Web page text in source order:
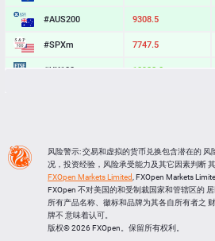
#AUS200 9308.5
#SPXm 7747.5
#UK100 10928.0
LTCUSD 45.587
XRPUSD 1.02775
ETHUSD 1917.264
风险警示: 交易和虚拟的货币兑换包含潜在的
况，投资经验，风险承受能力及其它因素判断
FXOpen Markets Limited , FXOpen Markets
FXOpen 不对美国的和受制裁国家和管辖区的 居
所有产品名称、徽标和品牌为其各自所有者之
牌不 意味着认可。
版权© 2026 FXOpen。保留所有权利。